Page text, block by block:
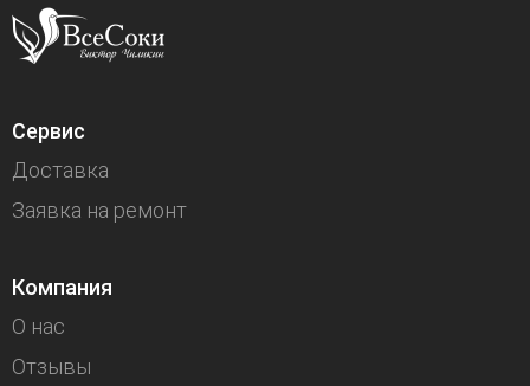
Сервис
Доставка
Заявка на ремонт
Компания
О нас
Отзывы